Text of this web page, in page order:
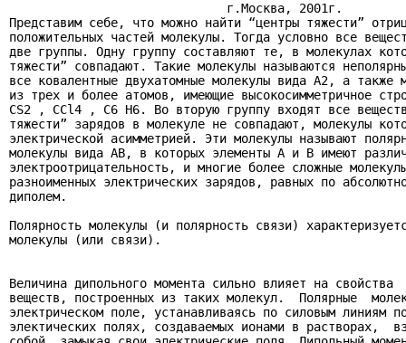
                              г.Москва, 2001г.
Представим себе, что можно найти “центры тяжести”
положительных частей молекулы. Тогда условно все
две группы. Одну группу составляют те, в молекулах
тяжести” совпадают. Такие молекулы называются
все ковалентные двухатомные молекулы вида А2, а также
из трех и более атомов, имеющие высокосимметричное
СS2 , СCl4 , С6 H6. Во вторую группу входят все
тяжести” зарядов в молекуле не совпадают, молекулы
электрической асимметрией. Эти молекулы называют
молекулы вида АВ, в которых элементы А и В имеют
электроотрицательность, и многие более сложные
разноименных электрических зарядов, равных по
диполем.
Полярность молекулы (и полярность связи)
молекулы (или связи).
Величина дипольного момента сильно влияет на
веществ, построенных из таких молекул.  Полярные
электрическом поле, устанавливаясь по силовым линиям
электических полях, создаваемых ионами в растворах,